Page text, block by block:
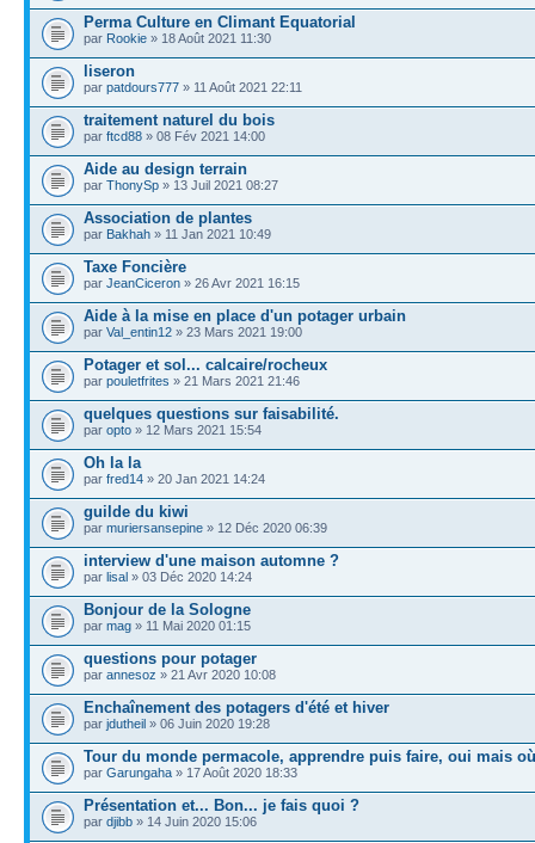
Perma Culture en Climant Equatorial
par Rookie » 18 Août 2021 11:30
liseron
par patdours777 » 11 Août 2021 22:11
traitement naturel du bois
par ftcd88 » 08 Fév 2021 14:00
Aide au design terrain
par ThonySp » 13 Juil 2021 08:27
Association de plantes
par Bakhah » 11 Jan 2021 10:49
Taxe Foncière
par JeanCiceron » 26 Avr 2021 16:15
Aide à la mise en place d'un potager urbain
par Val_entin12 » 23 Mars 2021 19:00
Potager et sol... calcaire/rocheux
par pouletfrites » 21 Mars 2021 21:46
quelques questions sur faisabilité.
par opto » 12 Mars 2021 15:54
Oh la la
par fred14 » 20 Jan 2021 14:24
guilde du kiwi
par muriersansepine » 12 Déc 2020 06:39
interview d'une maison automne ?
par lisal » 03 Déc 2020 14:24
Bonjour de la Sologne
par mag » 11 Mai 2020 01:15
questions pour potager
par annesoz » 21 Avr 2020 10:08
Enchaînement des potagers d'été et hiver
par jdutheil » 06 Juin 2020 19:28
Tour du monde permacole, apprendre puis faire, oui mais
par Garungaha » 17 Août 2020 18:33
Présentation et... Bon... je fais quoi ?
par djibb » 14 Juin 2020 15:06